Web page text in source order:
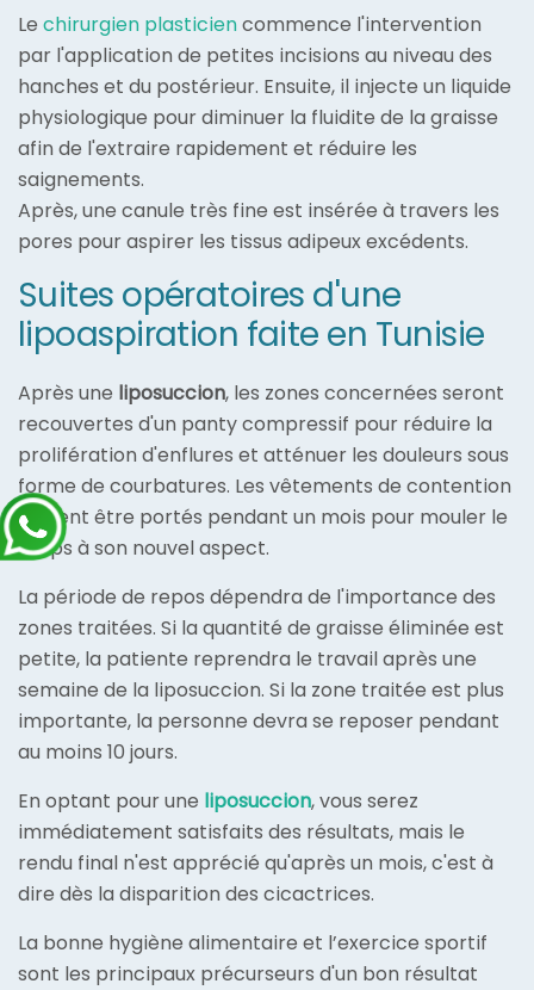
Le chirurgien plasticiencommence l'intervention
par l'application de petites incisions au niveau des
hanches et du postérieur. Ensuite, il injecte un liquide
physiologique pour diminuer la fluidite de la graisse
afin de l'extraire rapidement et réduire les
saignements.
Après, une canule très fine est insérée à travers les
pores pour aspirer les tissus adipeux excédents.
Suites opératoires d'une
lipoaspiration faite en Tunisie
Après une liposuccion, les zones concernées seront
recouvertes d'un panty compressif pour réduire la
prolifération d'enflures et atténuer les douleurs sous
forme de courbatures. Les vêtements de contention
doivent être portés pendant un mois pour mouler le
corps à son nouvel aspect.
La période de repos dépendra de l'importance des
zones traitées. Si la quantité de graisse éliminée est
petite, la patiente reprendra le travail après une
semaine de la liposuccion. Si la zone traitée est plus
importante, la personne devra se reposer pendant
au moins 10 jours.
En optant pour une liposuccion, vous serez
immédiatement satisfaits des résultats, mais le
rendu final n'est apprécié qu'après un mois, c'est à
dire dès la disparition des cicactrices.
La bonne hygiène alimentaire et l’exercice sportif
sont les principaux précurseurs d'un bon résultat